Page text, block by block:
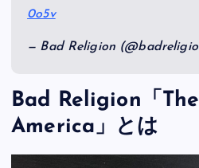
0o5v
— Bad Religion
Bad Religion「
America」とは